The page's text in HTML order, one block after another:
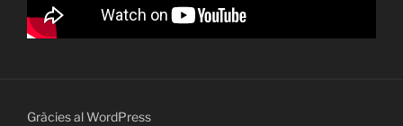
Gràcies al WordPress